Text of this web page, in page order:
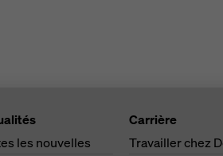
les nouvelles
Carrière
Travailler chez